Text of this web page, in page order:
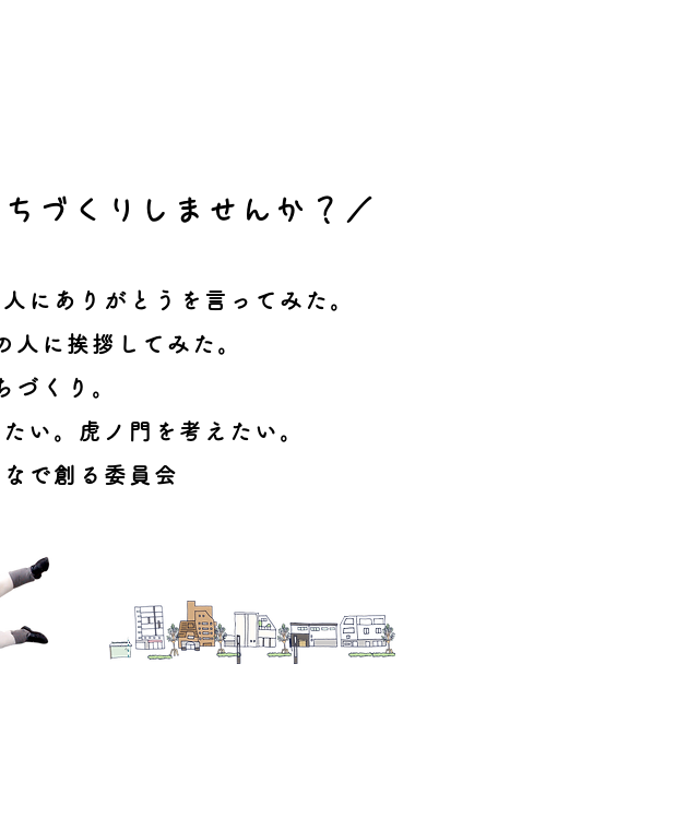
づくりしませんか？／
にありがとうを言ってみた。
人に挨拶してみた。
づくり。
い。虎ノ門を考えたい。
で創る委員会